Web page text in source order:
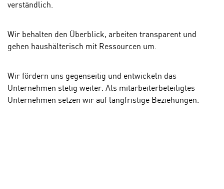
verständlich.
Wir behalten den Überblick, arbeiten transparent und
gehen haushälterisch mit Ressourcen um.
Wir fördern uns gegenseitig und entwickeln das
Unternehmen stetig weiter. Als mitarbeiterbeteiligtes
Unternehmen setzen wir auf langfristige Beziehungen.